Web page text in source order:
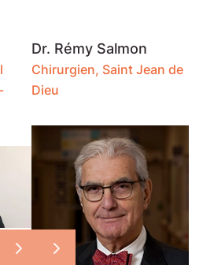
Dr. Rémy Salmon
Chirurgien, Saint Jean de
Dieu